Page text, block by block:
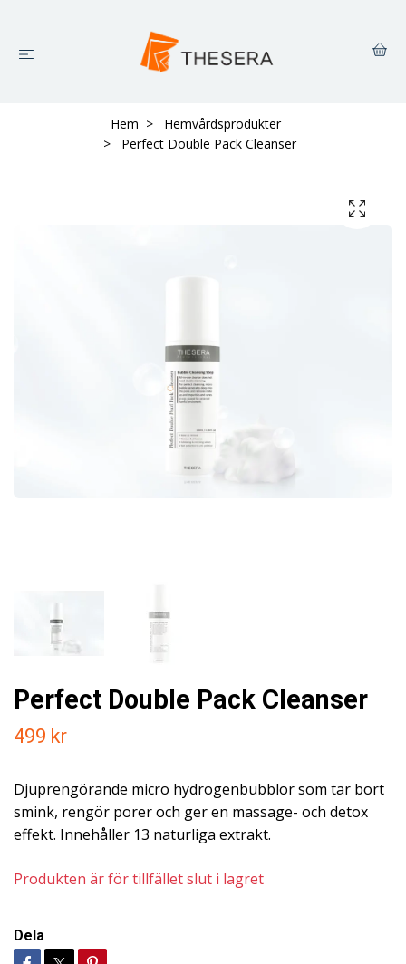
Hem
Hemvårdsprodukter
Perfect Double Pack Cleanser
Perfect Double Pack Cleanser
499 kr
Djuprengörande micro hydrogenbubblor som tar bort
smink, rengör porer och ger en massage- och detox
effekt. Innehåller 13 naturliga extrakt.
Produkten är för tillfället slut i lagret
Dela